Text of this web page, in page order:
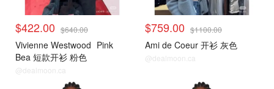
$422.00 $640.00
Vivienne Westwood Pink
Bea 短款开衫 粉色
@dealmoon.ca
$759.00 $1100.00
Ami de Coeur 开衫 灰色
@dealmoon.ca